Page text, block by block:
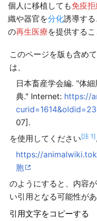
個人に移植しても免疫
織や器官を分化誘導す
の再生医療を提供するこ
このページを版も含め
は、
日本畜産学会編. "体
典." Internet: https://
07].
を使用してください[注 1]
https://
胞
のようにすると、内容
い引用となる可能性が
引用文字をコピーする